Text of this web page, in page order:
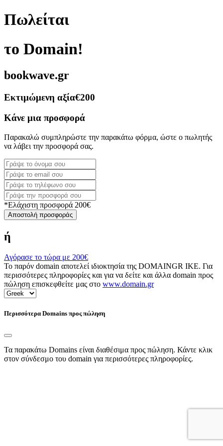
Πωλείται
το Domain!
bookwave.gr
Εκτιμώμενη αξία€200
Κάνε μια προσφορά
Παρακαλώ συμπληρώστε την παρακάτω φόρμα, ώστε ο πωλητής
να λάβει την προσφορά σας.
*Ελάχιστη προσφορά 200€
Αποστολή προσφοράς
ή
Αγόρασε το τώρα με 200€
Το παρόν domain αποτελεί ιδιοκτησία της DOMAINGR ΙΚΕ. Για
περισσότερες πληροφορίες και για να δείτε και άλλα domain προς
πώληση επισκεφθείτε μας στο www.domain.gr
Περισσότερα Domains προς πώληση
Τα παρακάτω Domains είναι διαθέσιμα προς πώληση. Κάντε κλικ
στον σύνδεσμο του domain για περισσότερες πληροφορίες.